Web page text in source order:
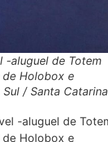
-aluguel de Totem
Holobox e
/ Santa Catarina